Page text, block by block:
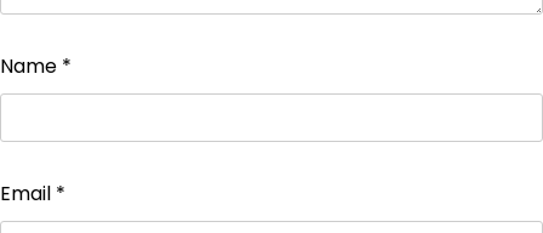
Name *
Email *